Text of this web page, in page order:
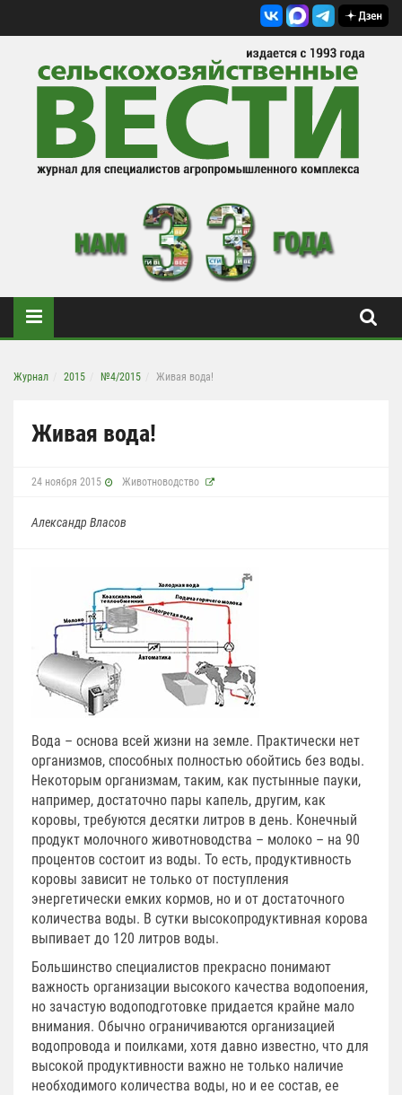
Журнал 2015 №4/2015 Живая вода!
Живая вода!
24 ноября 2015 Животноводство
Александр Власов
Вода – основа всей жизни на земле. Практически нет
организмов, способных полностью обойтись без воды.
Некоторым организмам, таким, как пустынные пауки,
например, достаточно пары капель, другим, как
коровы, требуются десятки литров в день. Конечный
продукт молочного животноводства – молоко – на 90
процентов состоит из воды. То есть, продуктивность
коровы зависит не только от поступления
энергетически емких кормов, но и от достаточного
количества воды. В сутки высокопродуктивная корова
выпивает до 120 литров воды.
Большинство специалистов прекрасно понимают
важность организации высокого качества водопоения,
но зачастую водоподготовке придается крайне мало
внимания. Обычно ограничиваются организацией
водопровода и поилками, хотя давно известно, что для
высокой продуктивности важно не только наличие
необходимого количества воды, но и ее состав, ее